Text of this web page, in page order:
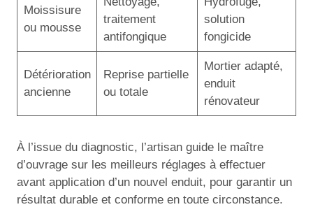
Moissisure
ou mousse
traitement
antifongique
solution
fongicide
Détérioration
ancienne
Reprise partielle
ou totale
Mortier adapté,
enduit
rénovateur
À l’issue du diagnostic, l’artisan guide le maître
d’ouvrage sur les meilleurs réglages à effectuer
avant application d’un nouvel enduit, pour garantir un
résultat durable et conforme en toute circonstance.